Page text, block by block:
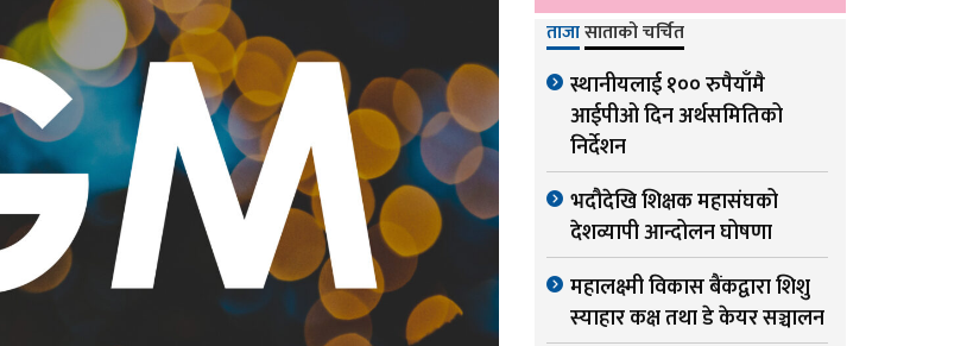
ताजासाताको चर्चित
स्थानीयलाई १०० रुपैयाँमै
आईपीओ दिन अर्थसमितिको
निर्देशन
भदौदेखि शिक्षक महासंघको
देशव्यापी आन्दोलन घोषणा
महालक्ष्मी विकास बैंकद्वारा शिशु
स्याहार कक्ष तथा डे केयर सञ्चालन